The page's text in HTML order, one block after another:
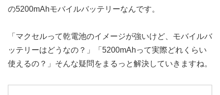
の5200mAhモバイルバッテリーなんです。
「マクセルって乾電池のイメージが強いけど、モバイルバ
ッテリーはどうなの？」「5200mAhって実際どれくらい
使えるの？」そんな疑問をまるっと解決していきますね。